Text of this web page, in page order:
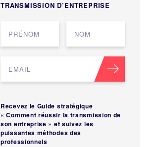
TRANSMISSION D’ENTREPRISE
Recevez le Guide stratégique
« Comment réussir la transmission de
son entreprise » et suivez les
puissantes méthodes des
professionnels